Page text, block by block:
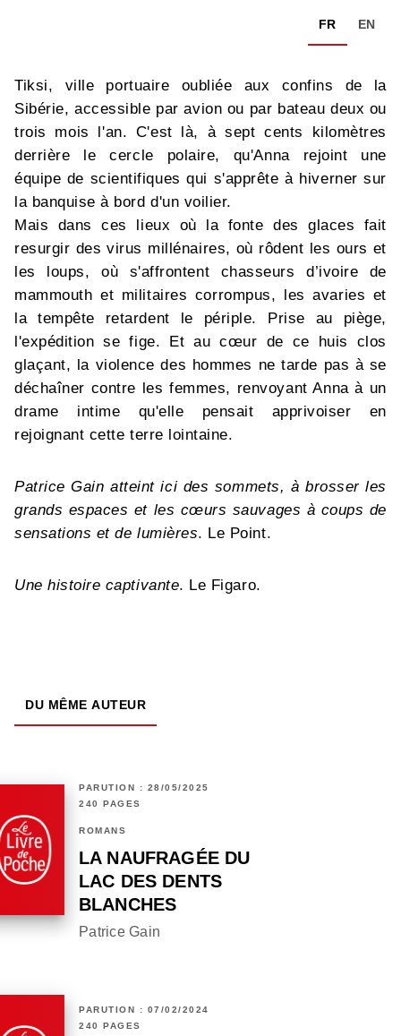
FR EN
Tiksi, ville portuaire oubliée aux confins de la
Sibérie, accessible par avion ou par bateau deux ou
trois mois l'an. C'est là, à sept cents kilomètres
derrière le cercle polaire, qu'Anna rejoint une
équipe de scientifiques qui s'apprête à hiverner sur
la banquise à bord d'un voilier.
Mais dans ces lieux où la fonte des glaces fait
resurgir des virus millénaires, où rôdent les ours et
les loups, où s'affrontent chasseurs d’ivoire de
mammouth et militaires corrompus, les avaries et
la tempête retardent le périple. Prise au piège,
l'expédition se fige. Et au cœur de ce huis clos
glaçant, la violence des hommes ne tarde pas à se
déchaîner contre les femmes, renvoyant Anna à un
drame intime qu'elle pensait apprivoiser en
rejoignant cette terre lointaine.
Patrice Gain atteint ici des sommets, à brosser les
grands espaces et les cœurs sauvages à coups de
sensations et de lumières. Le Point.
Une histoire captivante. Le Figaro.
DU MÊME AUTEUR
PARUTION : 28/05/2025
240 PAGES
ROMANS
LA NAUFRAGÉE DU
LAC DES DENTS
BLANCHES
Patrice Gain
PARUTION : 07/02/2024
240 PAGES